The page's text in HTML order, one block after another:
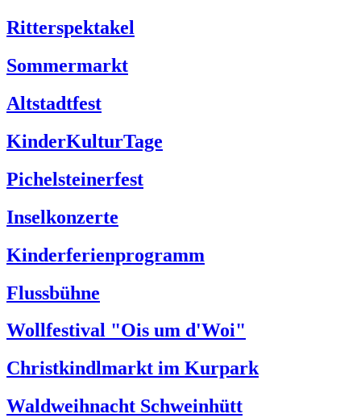
Ritterspektakel
Sommermarkt
Altstadtfest
KinderKulturTage
Pichelsteinerfest
Inselkonzerte
Kinderferienprogramm
Flussbühne
Wollfestival "Ois um d'Woi"
Christkindlmarkt im Kurpark
Waldweihnacht Schweinhütt